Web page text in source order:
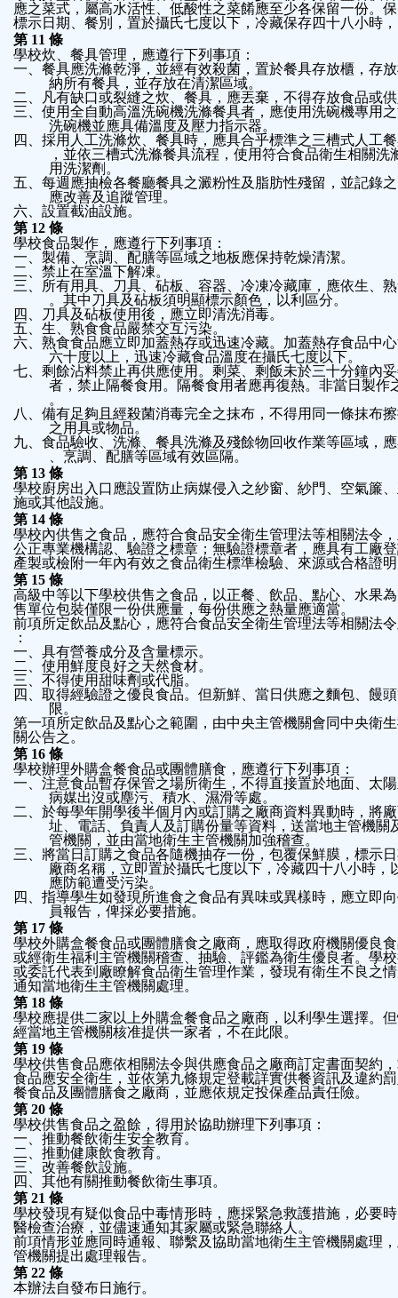
應之菜式，屬高水活性、低酸性之菜餚應至少各保留一份。
標示日期、餐別，置於攝氏七度以下，冷藏保存四十八小時
第 11 條
學校炊、餐具管理，應遵行下列事項：
一、餐具應洗滌乾淨，並經有效殺菌，置於餐具存放櫃，存
納所有餐具，並存放在清潔區域。
二、凡有缺口或裂縫之炊、餐具，應丟棄，不得存放食品或
三、使用全自動高溫洗碗機洗滌餐具者，應使用洗碗機專用
洗碗機並應具備溫度及壓力指示器。
四、採用人工洗滌炊、餐具時，應具合乎標準之三槽式人工
，並依三槽式洗滌餐具流程，使用符合食品衛生相關洗
用洗潔劑。
五、每週應抽檢各餐廳餐具之澱粉性及脂肪性殘留，並記錄
應改善及追蹤管理。
六、設置截油設施。
第 12 條
學校食品製作，應遵行下列事項：
一、製備、烹調、配膳等區域之地板應保持乾燥清潔。
二、禁止在室溫下解凍。
三、所有用具、刀具、砧板、容器、冷凍冷藏庫，應依生、
。其中刀具及砧板須明顯標示顏色，以利區分。
四、刀具及砧板使用後，應立即清洗消毒。
五、生、熟食食品嚴禁交互污染。
六、熟食食品應立即加蓋熱存或迅速冷藏。加蓋熱存食品中
六十度以上，迅速冷藏食品溫度在攝氏七度以下。
七、剩餘沾料禁止再供應使用。剩菜、剩飯未於三十分鐘內
者，禁止隔餐食用。隔餐食用者應再復熱。非當日製作
。
八、備有足夠且經殺菌消毒完全之抹布，不得用同一條抹布
之用具或物品。
九、食品驗收、洗滌、餐具洗滌及殘餘物回收作業等區域，
、烹調、配膳等區域有效區隔。
第 13 條
學校廚房出入口應設置防止病媒侵入之紗窗、紗門、空氣簾
施或其他設施。
第 14 條
學校內供售之食品，應符合食品安全衛生管理法等相關法令
公正專業機構認、驗證之標章；無驗證標章者，應具有工廠
產製或檢附一年內有效之食品衛生標準檢驗、來源或合格證
第 15 條
高級中等以下學校供售之食品，以正餐、飲品、點心、水果
售單位包裝僅限一份供應量，每份供應之熱量應適當。
前項所定飲品及點心，應符合食品安全衛生管理法等相關法
：
一、具有營養成分及含量標示。
二、使用鮮度良好之天然食材。
三、不得使用甜味劑或代脂。
四、取得經驗證之優良食品。但新鮮、當日供應之麵包、饅
限。
第一項所定飲品及點心之範圍，由中央主管機關會同中央衛
關公告之。
第 16 條
學校辦理外購盒餐食品或團體膳食，應遵行下列事項：
一、注意食品暫存保管之場所衛生，不得直接置於地面、太
病媒出沒或塵污、積水、濕滑等處。
二、於每學年開學後半個月內或訂購之廠商資料異動時，將
址、電話、負責人及訂購份量等資料，送當地主管機關
管機關，並由當地衛生主管機關加強稽查。
三、將當日訂購之食品各隨機抽存一份，包覆保鮮膜，標示
廠商名稱，立即置於攝氏七度以下，冷藏四十八小時，
應防範遭受污染。
四、指導學生如發現所進食之食品有異味或異樣時，應立即
員報告，俾採必要措施。
第 17 條
學校外購盒餐食品或團體膳食之廠商，應取得政府機關優良
或經衛生福利主管機關稽查、抽驗、評鑑為衛生優良者。學
或委託代表到廠瞭解食品衛生管理作業，發現有衛生不良之
通知當地衛生主管機關處理。
第 18 條
學校應提供二家以上外購盒餐食品之廠商，以利學生選擇。
經當地主管機關核准提供一家者，不在此限。
第 19 條
學校供售食品應依相關法令與供應食品之廠商訂定書面契約
食品應安全衛生，並依第九條規定登載詳實供餐資訊及違約
餐食品及團體膳食之廠商，並應依規定投保產品責任險。
第 20 條
學校供售食品之盈餘，得用於協助辦理下列事項：
一、推動餐飲衛生安全教育。
二、推動健康飲食教育。
三、改善餐飲設施。
四、其他有關推動餐飲衛生事項。
第 21 條
學校發現有疑似食品中毒情形時，應採緊急救護措施，必要
醫檢查治療，並儘速通知其家屬或緊急聯絡人。
前項情形並應同時通報、聯繫及協助當地衛生主管機關處理
管機關提出處理報告。
第 22 條
本辦法自發布日施行。